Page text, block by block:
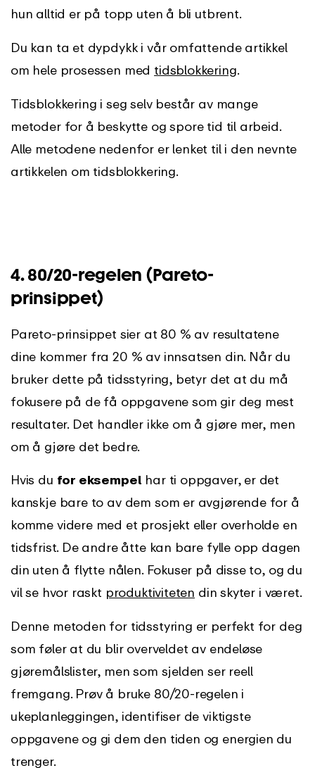
hun alltid er på topp uten å bli utbrent.
Du kan ta et dypdykk i vår omfattende artikkel
om hele prosessen med tidsblokkering.
Tidsblokkering i seg selv består av mange
metoder for å beskytte og spore tid til arbeid.
Alle metodene nedenfor er lenket til i den nevnte
artikkelen om tidsblokkering.
4. 80/20-regelen (Pareto-
prinsippet)
Pareto-prinsippet sier at 80 % av resultatene
dine kommer fra 20 % av innsatsen din. Når du
bruker dette på tidsstyring, betyr det at du må
fokusere på de få oppgavene som gir deg mest
resultater. Det handler ikke om å gjøre mer, men
om å gjøre det bedre.
Hvis du for eksempel har ti oppgaver, er det
kanskje bare to av dem som er avgjørende for å
komme videre med et prosjekt eller overholde en
tidsfrist. De andre åtte kan bare fylle opp dagen
din uten å flytte nålen. Fokuser på disse to, og du
vil se hvor raskt produktiviteten din skyter i været.
Denne metoden for tidsstyring er perfekt for deg
som føler at du blir overveldet av endeløse
gjøremålslister, men som sjelden ser reell
fremgang. Prøv å bruke 80/20-regelen i
ukeplanleggingen, identifiser de viktigste
oppgavene og gi dem den tiden og energien du
trenger.